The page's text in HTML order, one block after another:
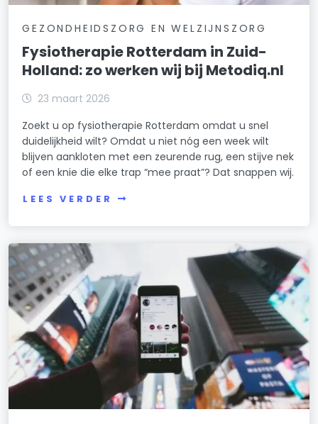
GEZONDHEIDSZORG EN WELZIJNSZORG
Fysiotherapie Rotterdam in Zuid-
Holland: zo werken wij bij Metodiq.nl
23 maart 2026
Zoekt u op fysiotherapie Rotterdam omdat u snel
duidelijkheid wilt? Omdat u niet nóg een week wilt
blijven aankloten met een zeurende rug, een stijve nek
of een knie die elke trap “mee praat”? Dat snappen wij.
LEES VERDER